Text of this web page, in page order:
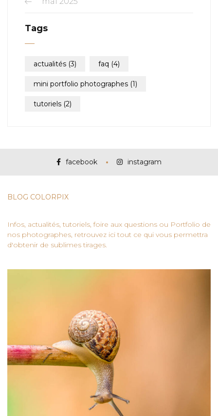
Tags
actualités (3) faq (4)
mini portfolio photographes (1)
tutoriels (2)
facebook instagram
BLOG COLORPIX
Infos, actualités, tutoriels, foire aux questions ou Portfolio de
nos photographes, retrouvez ici tout ce qui vous permettra
d'obtenir de sublimes tirages.